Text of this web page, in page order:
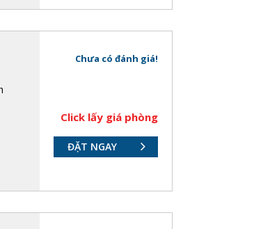
Chưa có đánh giá!
Click lấy giá phòng
ĐẶT NGAY